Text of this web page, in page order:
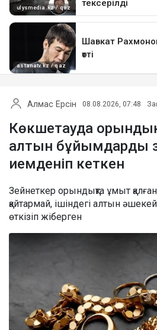
Алмас Ерсін 08.08.2026, 07:48
Көкшетауда
алтын бұйымдарды
иемденіп кеткен
Зейнеткер орындықта ұмыт
қайтармай, ішіндегі алтын
өткізіп жіберген